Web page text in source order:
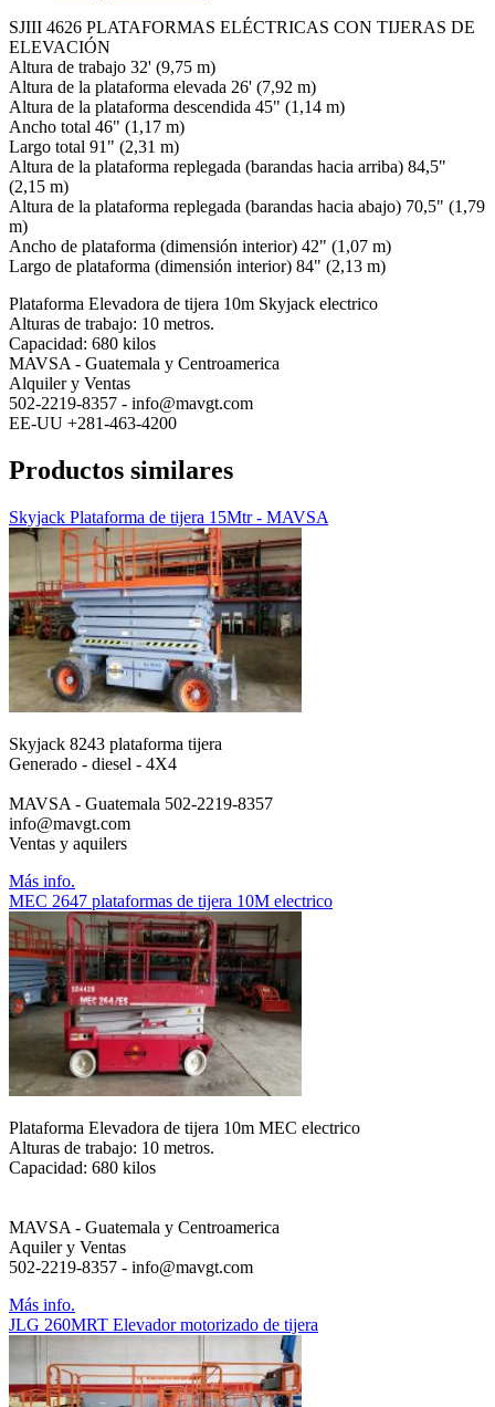
SJIII 4626 PLATAFORMAS ELÉCTRICAS CON TIJERAS DE
ELEVACIÓN
Altura de trabajo 32' (9,75 m)
Altura de la plataforma elevada 26' (7,92 m)
Altura de la plataforma descendida 45" (1,14 m)
Ancho total 46" (1,17 m)
Largo total 91" (2,31 m)
Altura de la plataforma replegada (barandas hacia arriba) 84,5"
(2,15 m)
Altura de la plataforma replegada (barandas hacia abajo) 70,5" (1,79
m)
Ancho de plataforma (dimensión interior) 42" (1,07 m)
Largo de plataforma (dimensión interior) 84" (2,13 m)
Plataforma Elevadora de tijera 10m Skyjack electrico
Alturas de trabajo: 10 metros.
Capacidad: 680 kilos
MAVSA - Guatemala y Centroamerica
Alquiler y Ventas
502-2219-8357 - info@mavgt.com
EE-UU +281-463-4200
Productos similares
Skyjack Plataforma de tijera 15Mtr - MAVSA
Skyjack 8243 plataforma tijera
Generado - diesel - 4X4
MAVSA - Guatemala 502-2219-8357
info@mavgt.com
Ventas y aquilers
Más info.
MEC 2647 plataformas de tijera 10M electrico
Plataforma Elevadora de tijera 10m MEC electrico
Alturas de trabajo: 10 metros.
Capacidad: 680 kilos
MAVSA - Guatemala y Centroamerica
Aquiler y Ventas
502-2219-8357 - info@mavgt.com
Más info.
JLG 260MRT Elevador motorizado de tijera